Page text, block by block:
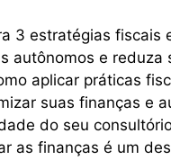
3 estratégias fiscais
autônomos e reduza
aplicar práticas
suas finanças e
do seu
as finanças é um